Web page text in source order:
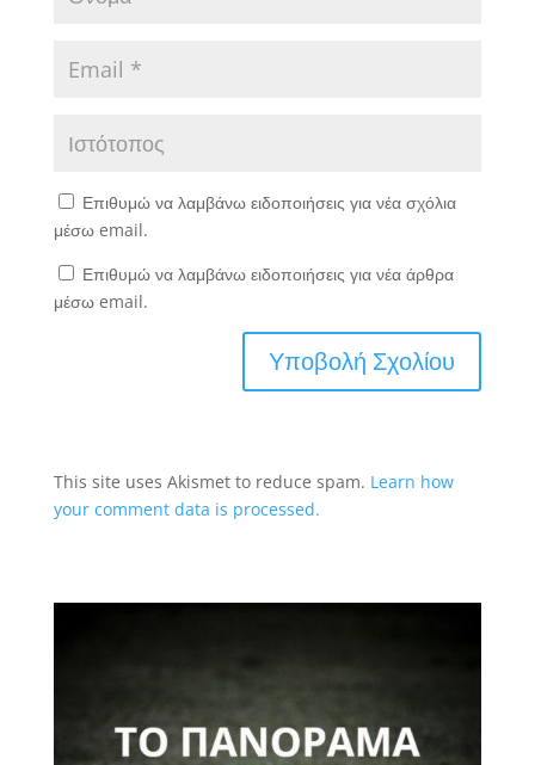
Επιθυμώ να λαμβάνω ειδοποιήσεις για νέα σχόλια
μέσω email.
Επιθυμώ να λαμβάνω ειδοποιήσεις για νέα άρθρα
μέσω email.
This site uses Akismet to reduce spam. Learn how
your comment data is processed.